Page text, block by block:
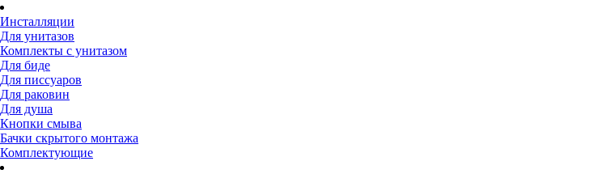
Инсталляции
Для унитазов
Комплекты с унитазом
Для биде
Для писсуаров
Для раковин
Для душа
Кнопки смыва
Бачки скрытого монтажа
Комплектующие